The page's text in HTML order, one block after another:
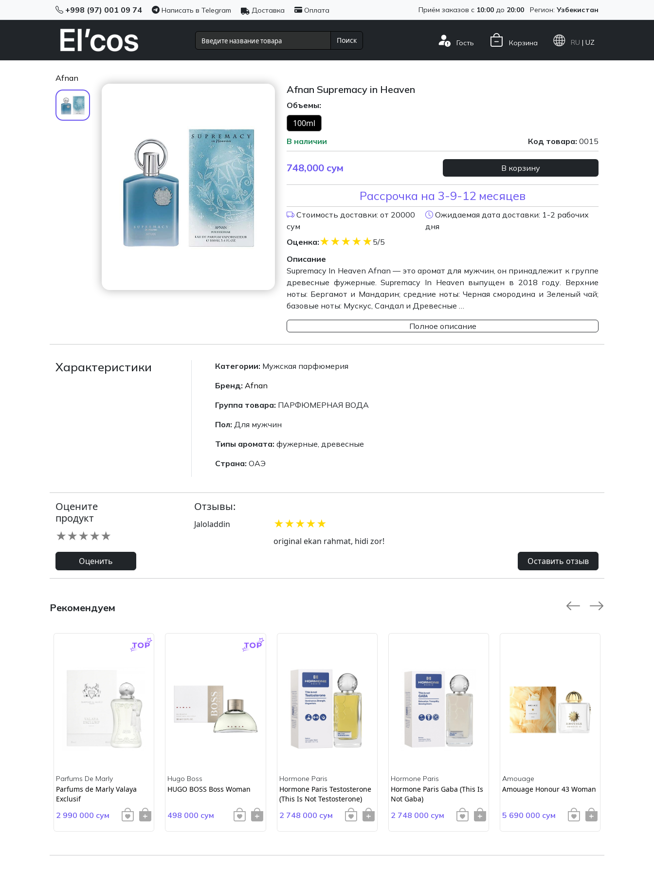
+998 (97) 001 09 74 Написать в Telegram Доставка Оплата Приём заказов с 10:00 до 20:00 Регион: Узбекистан
Поиск Гость Корзина RU | UZ
Afnan
Afnan Supremacy in Heaven
Объемы:
100ml
В наличии Код товара: 0015
748,000 сум В корзину
Рассрочка на 3-9-12 месяцев
Стоимость доставки: от 20000
сум
Ожидаемая дата доставки: 1-2 рабочих
дня
Оценка:
★
★
★
★
★
5/5
Описание
Supremacy In Heaven Afnan — это аромат для мужчин, он принадлежит к группе
древесные фужерные. Supremacy In Heaven выпущен в 2018 году. Верхние
ноты: Бергамот и Мандарин; средние ноты: Черная смородина и Зеленый чай;
базовые ноты: Мускус, Сандал и Древесные …
Полное описание
Характеристики Категории: Мужская парфюмерия
Бренд: Afnan
Группа товара: ПАРФЮМЕРНАЯ ВОДА
Пол: Для мужчин
Типы аромата: фужерные, древесные
Страна: ОАЭ
Оцените
продукт
★
★
★
★
★
Оценить
Отзывы:
Jaloladdin ★
★
★
★
★
original ekan rahmat, hidi zor!
Оставить отзыв
Рекомендуем
Parfums De Marly
Parfums de Marly Valaya
Exclusif
2 990 000 сум
Hugo Boss
HUGO BOSS Boss Woman
498 000 сум
Hormone Paris
Hormone Paris Testosterone
(This Is Not Testosterone)
2 748 000 сум
Hormone Paris
Hormone Paris Gaba (This Is
Not Gaba)
2 748 000 сум
Amouage
Amouage Honour 43 Woman
5 690 000 сум